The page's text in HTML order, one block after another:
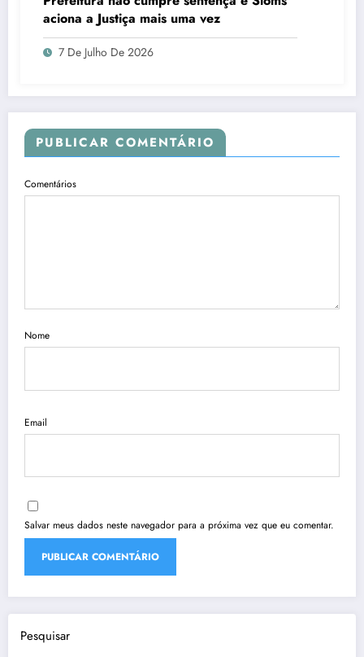
aciona a Justiça mais uma vez
7 De Julho De 2026
PUBLICAR COMENTÁRIO
Comentários
Nome
Email
Salvar meus dados neste navegador para a próxima vez que eu comentar.
Pesquisar